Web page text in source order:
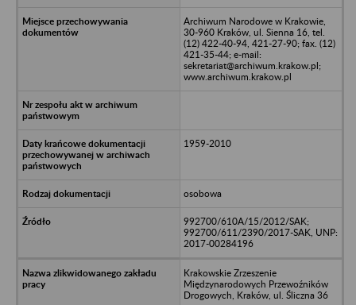
Archiwum Narodowe w Krakowie,
30-960 Kraków, ul. Sienna 16, tel.
(12) 422-40-94, 421-27-90; fax. (12)
421-35-44; e-mail:
sekretariat@archiwum.krakow.pl;
www.archiwum.krakow.pl
1959-2010
osobowa
992700/610A/15/2012/SAK;
992700/611/2390/2017-SAK, UNP:
2017-00284196
Krakowskie Zrzeszenie
Międzynarodowych Przewoźników
Drogowych, Kraków, ul. Śliczna 36